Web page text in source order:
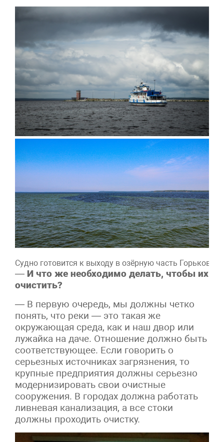
Судно готовится к выходу в озёрную часть
— И что же необходимо делать, чтобы их
очистить?
— В первую очередь, мы должны четко
понять, что реки — это такая же
окружающая среда, как и наш двор или
лужайка на даче. Отношение должно быть
соответствующее. Если говорить о
серьезных источниках загрязнения, то
крупные предприятия должны серьезно
модернизировать свои очистные
сооружения. В городах должна работать
ливневая канализация, а все стоки
должны проходить очистку.